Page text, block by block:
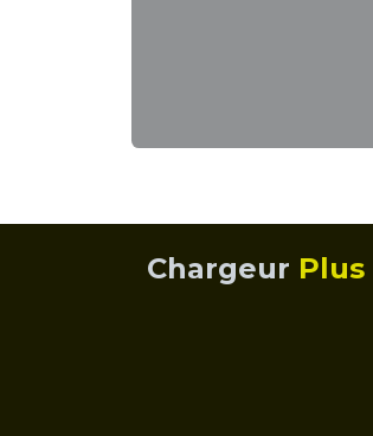
Chargeur Plus